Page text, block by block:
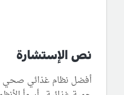
نص الإستشارة
أفضل نظام غذائي